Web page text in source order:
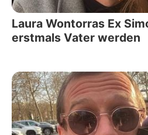
Laura Wontorras Ex
erstmals Vater werden